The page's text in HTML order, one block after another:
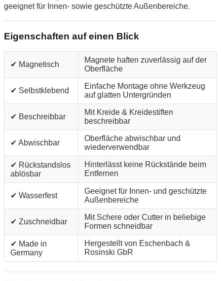
geeignet für Innen- sowie geschützte Außenbereiche.
Eigenschaften auf einen Blick
✔ Magnetisch
Magnete haften zuverlässig auf der
Oberfläche
✔ Selbstklebend
Einfache Montage ohne Werkzeug
auf glatten Untergründen
✔ Beschreibbar
Mit Kreide & Kreidestiften
beschreibbar
✔ Abwischbar
Oberfläche abwischbar und
wiederverwendbar
✔ Rückstandslos
ablösbar
Hinterlässt keine Rückstände beim
Entfernen
✔ Wasserfest
Geeignet für Innen- und geschützte
Außenbereiche
✔ Zuschneidbar
Mit Schere oder Cutter in beliebige
Formen schneidbar
✔ Made in
Germany
Hergestellt von Eschenbach &
Rosinski GbR